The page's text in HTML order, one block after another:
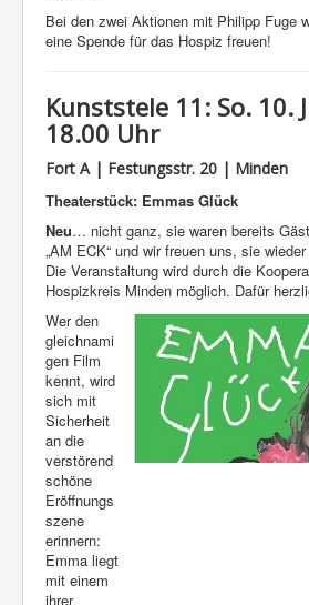
Bei den zwei Aktionen mit Philipp Fuge
eine Spende für das Hospiz freuen!
Kunststele 11: So. 10.
18.00 Uhr
Fort A | Festungsstr. 20 | Minden
Theaterstück: Emmas Glück
Neu… nicht ganz, sie waren bereits
„AM ECK“ und wir freuen uns, sie
Die Veranstaltung wird durch die
Hospizkreis Minden möglich. Dafür
Wer den
gleichnami
gen Film
kennt, wird
sich mit
Sicherheit
an die
verstörend
schöne
Eröffnungs
szene
erinnern:
Emma liegt
mit einem
ihrer